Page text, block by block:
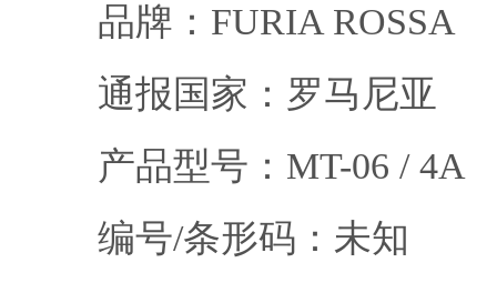
品牌：FURIA ROSSA
通报国家：罗马尼亚
产品型号：MT-06 / 4A
编号/条形码：未知